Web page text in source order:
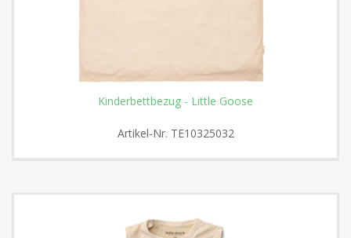
Kinderbettbezug - Little Goose
Artikel-Nr. TE10325032